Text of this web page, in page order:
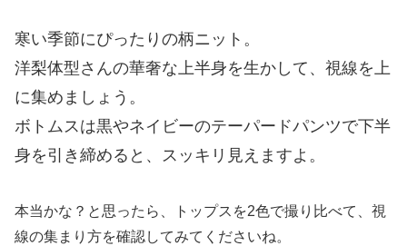
寒い季節にぴったりの柄ニット。
洋梨体型さんの華奢な上半身を生かして、視線を上
に集めましょう。
ボトムスは黒やネイビーのテーパードパンツで下半
身を引き締めると、スッキリ見えますよ。
本当かな？と思ったら、トップスを2色で撮り比べて、視
線の集まり方を確認してみてくださいね。